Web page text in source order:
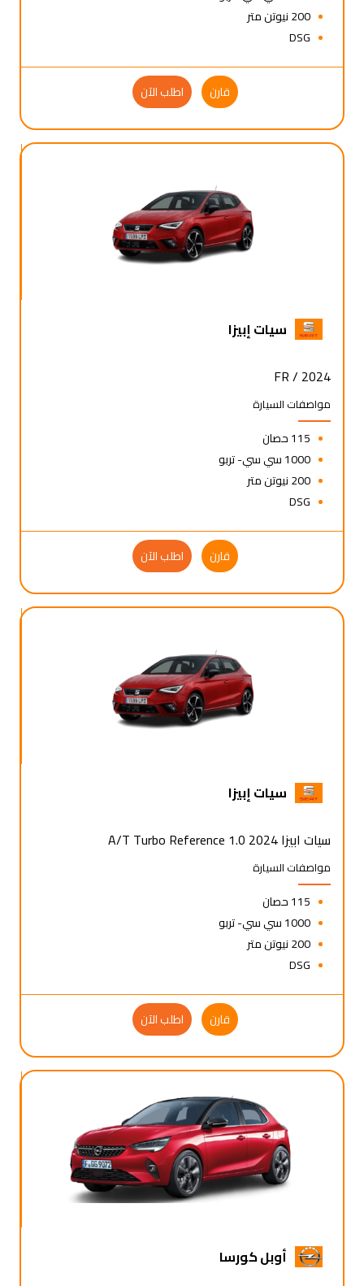
200 نيوتن متر
DSG
قارن اطلب الآن
سيات إبيزا
FR / 2024
مواصفات السيارة
115 حصان
1000 سي سي- تربو
200 نيوتن متر
DSG
قارن اطلب الآن
سيات إبيزا
سيات ابيزا 2024 1.0 A/T Turbo Reference
مواصفات السيارة
115 حصان
1000 سي سي- تربو
200 نيوتن متر
DSG
قارن اطلب الآن
أوبل كورسا